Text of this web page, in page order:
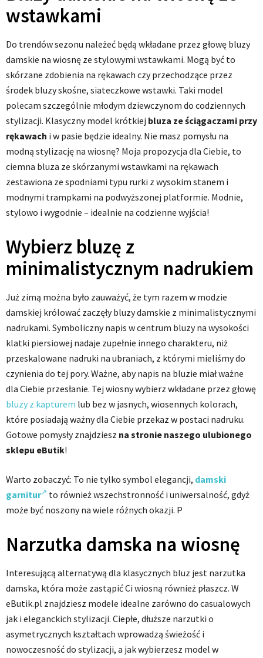
wstawkami
Do trendów sezonu należeć będą wkładane przez głowę bluzy
damskie na wiosnę ze stylowymi wstawkami. Mogą być to
skórzane zdobienia na rękawach czy przechodzące przez
środek bluzy skośne, siateczkowe wstawki. Taki model
polecam szczególnie młodym dziewczynom do codziennych
stylizacji. Klasyczny model krótkiej bluza ze ściągaczami przy
rękawach i w pasie będzie idealny. Nie masz pomysłu na
modną stylizację na wiosnę? Moja propozycja dla Ciebie, to
ciemna bluza ze skórzanymi wstawkami na rękawach
zestawiona ze spodniami typu rurki z wysokim stanem i
modnymi trampkami na podwyższonej platformie. Modnie,
stylowo i wygodnie – idealnie na codzienne wyjścia!
Wybierz bluzę z
minimalistycznym nadrukiem
Już zimą można było zauważyć, że tym razem w modzie
damskiej królować zaczęły bluzy damskie z minimalistycznymi
nadrukami. Symboliczny napis w centrum bluzy na wysokości
klatki piersiowej nadaje zupełnie innego charakteru, niż
przeskalowane nadruki na ubraniach, z którymi mieliśmy do
czynienia do tej pory. Ważne, aby napis na bluzie miał ważne
dla Ciebie przesłanie. Tej wiosny wybierz wkładane przez głowę
bluzy z kapturem lub bez w jasnych, wiosennych kolorach,
które posiadają ważny dla Ciebie przekaz w postaci nadruku.
Gotowe pomysły znajdziesz na stronie naszego ulubionego
sklepu eButik!
Warto zobaczyć: To nie tylko symbol elegancji, damski
garnitur
to również wszechstronność i uniwersalność, gdyż
może być noszony na wiele różnych okazji. P
Narzutka damska na wiosnę
Interesującą alternatywą dla klasycznych bluz jest narzutka
damska, która może zastąpić Ci wiosną również płaszcz. W
eButik.pl znajdziesz modele idealne zarówno do casualowych
jak i eleganckich stylizacji. Ciepłe, dłuższe narzutki o
asymetrycznych kształtach wprowadzą świeżość i
nowoczesność do stylizacji, a jak wybierzesz model w